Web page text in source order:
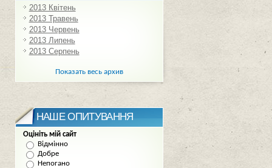
2013 Квітень
2013 Травень
2013 Червень
2013 Липень
2013 Серпень
Показать весь архив
НАШЕ ОПИТУВАННЯ
Оцініть мій сайт
Відмінно
Добре
Непогано